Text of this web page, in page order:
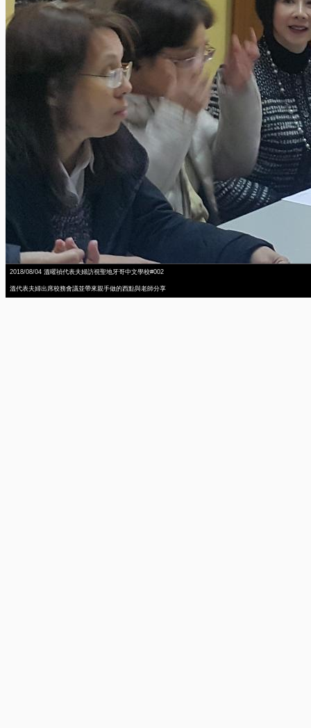
2018/08/04 溫曜禎代表夫婦訪視聖地牙哥中文學校#002
溫代表夫婦出席校務會議並帶來親手做的西點與老師分享